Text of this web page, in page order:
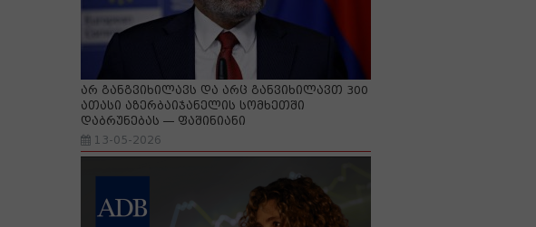
არ განგვიხილავს და არც განვიხილავთ 300
ათასი აზერბაიჯანელის სომხეთში
დაბრუნებას — ფაშინიანი
13-05-2026